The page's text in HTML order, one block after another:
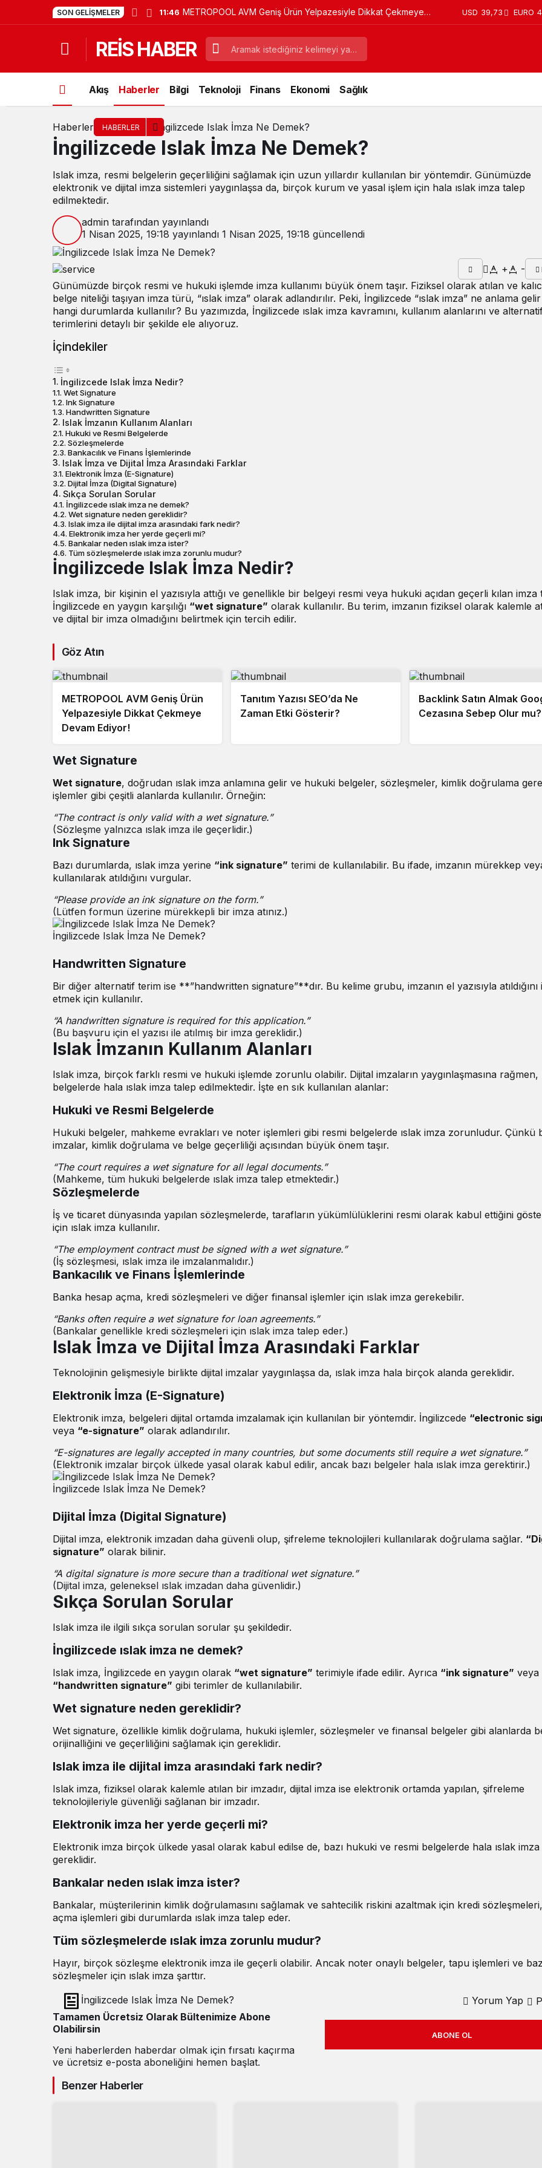
SON GELIŞMELER 11:46 METROPOOL AVM Geniş Ürün Yelpazesiyle Dikkat Çekmeye
Devam Ediyor!
USD 39,73 EURO
REİS HABER
Akış Haberler Bilgi Teknoloji Finans Ekonomi Sağlık
Haberler HABERLER İngilizcede Islak İmza Ne Demek?
İngilizcede Islak İmza Ne Demek?
Islak imza, resmi belgelerin geçerliliğini sağlamak için uzun yıllardır kullanılan bir yöntemdir. Günümüzde
elektronik ve dijital imza sistemleri yaygınlaşsa da, birçok kurum ve yasal işlem için hala ıslak imza talep
edilmektedir.
admin tarafından yayınlandı
1 Nisan 2025, 19:18 yayınlandı 1 Nisan 2025, 19:18 güncellendi
+ -
Günümüzde birçok resmi ve hukuki işlemde imza kullanımı büyük önem taşır. Fiziksel olarak atılan ve
belge niteliği taşıyan imza türü, “ıslak imza” olarak adlandırılır. Peki, İngilizcede “ıslak imza” ne anlama
hangi durumlarda kullanılır? Bu yazımızda, İngilizcede ıslak imza kavramını, kullanım alanlarını ve
terimlerini detaylı bir şekilde ele alıyoruz.
İçindekiler
İngilizcede Islak İmza Nedir?
Wet Signature
Ink Signature
Handwritten Signature
Islak İmzanın Kullanım Alanları
Hukuki ve Resmi Belgelerde
Sözleşmelerde
Bankacılık ve Finans İşlemlerinde
Islak İmza ve Dijital İmza Arasındaki Farklar
Elektronik İmza (E-Signature)
Dijital İmza (Digital Signature)
Sıkça Sorulan Sorular
İngilizcede ıslak imza ne demek?
Wet signature neden gereklidir?
Islak imza ile dijital imza arasındaki fark nedir?
Elektronik imza her yerde geçerli mi?
Bankalar neden ıslak imza ister?
Tüm sözleşmelerde ıslak imza zorunlu mudur?
İngilizcede Islak İmza Nedir?
Islak imza, bir kişinin el yazısıyla attığı ve genellikle bir belgeyi resmi veya hukuki açıdan geçerli kılan
İngilizcede en yaygın karşılığı “wet signature” olarak kullanılır. Bu terim, imzanın fiziksel olarak kalemle
ve dijital bir imza olmadığını belirtmek için tercih edilir.
Göz Atın
METROPOOL AVM Geniş Ürün
Yelpazesiyle Dikkat Çekmeye
Devam Ediyor!
Tanıtım Yazısı SEO’da Ne
Zaman Etki Gösterir?
Backlink Satın Almak
Cezasına Sebep Olur mu?
Wet Signature
Wet signature, doğrudan ıslak imza anlamına gelir ve hukuki belgeler, sözleşmeler, kimlik doğrulama
işlemler gibi çeşitli alanlarda kullanılır. Örneğin:
“The contract is only valid with a wet signature.”
(Sözleşme yalnızca ıslak imza ile geçerlidir.)
Ink Signature
Bazı durumlarda, ıslak imza yerine “ink signature” terimi de kullanılabilir. Bu ifade, imzanın mürekkep
kullanılarak atıldığını vurgular.
“Please provide an ink signature on the form.”
(Lütfen formun üzerine mürekkepli bir imza atınız.)
İngilizcede Islak İmza Ne Demek?
Handwritten Signature
Bir diğer alternatif terim ise **”handwritten signature”**dır. Bu kelime grubu, imzanın el yazısıyla atıldığını
etmek için kullanılır.
“A handwritten signature is required for this application.”
(Bu başvuru için el yazısı ile atılmış bir imza gereklidir.)
Islak İmzanın Kullanım Alanları
Islak imza, birçok farklı resmi ve hukuki işlemde zorunlu olabilir. Dijital imzaların yaygınlaşmasına rağmen,
belgelerde hala ıslak imza talep edilmektedir. İşte en sık kullanılan alanlar:
Hukuki ve Resmi Belgelerde
Hukuki belgeler, mahkeme evrakları ve noter işlemleri gibi resmi belgelerde ıslak imza zorunludur. Çünkü
imzalar, kimlik doğrulama ve belge geçerliliği açısından büyük önem taşır.
“The court requires a wet signature for all legal documents.”
(Mahkeme, tüm hukuki belgelerde ıslak imza talep etmektedir.)
Sözleşmelerde
İş ve ticaret dünyasında yapılan sözleşmelerde, tarafların yükümlülüklerini resmi olarak kabul ettiğini
için ıslak imza kullanılır.
“The employment contract must be signed with a wet signature.”
(İş sözleşmesi, ıslak imza ile imzalanmalıdır.)
Bankacılık ve Finans İşlemlerinde
Banka hesap açma, kredi sözleşmeleri ve diğer finansal işlemler için ıslak imza gerekebilir.
“Banks often require a wet signature for loan agreements.”
(Bankalar genellikle kredi sözleşmeleri için ıslak imza talep eder.)
Islak İmza ve Dijital İmza Arasındaki Farklar
Teknolojinin gelişmesiyle birlikte dijital imzalar yaygınlaşsa da, ıslak imza hala birçok alanda gereklidir.
Elektronik İmza (E-Signature)
Elektronik imza, belgeleri dijital ortamda imzalamak için kullanılan bir yöntemdir. İngilizcede “electronic
veya “e-signature” olarak adlandırılır.
“E-signatures are legally accepted in many countries, but some documents still require a wet signature.”
(Elektronik imzalar birçok ülkede yasal olarak kabul edilir, ancak bazı belgeler hala ıslak imza gerektirir.)
İngilizcede Islak İmza Ne Demek?
Dijital İmza (Digital Signature)
Dijital imza, elektronik imzadan daha güvenli olup, şifreleme teknolojileri kullanılarak doğrulama sağlar.
signature” olarak bilinir.
“A digital signature is more secure than a traditional wet signature.”
(Dijital imza, geleneksel ıslak imzadan daha güvenlidir.)
Sıkça Sorulan Sorular
Islak imza ile ilgili sıkça sorulan sorular şu şekildedir.
İngilizcede ıslak imza ne demek?
Islak imza, İngilizcede en yaygın olarak “wet signature” terimiyle ifade edilir. Ayrıca “ink signature” veya
“handwritten signature” gibi terimler de kullanılabilir.
Wet signature neden gereklidir?
Wet signature, özellikle kimlik doğrulama, hukuki işlemler, sözleşmeler ve finansal belgeler gibi alanlarda
orijinalliğini ve geçerliliğini sağlamak için gereklidir.
Islak imza ile dijital imza arasındaki fark nedir?
Islak imza, fiziksel olarak kalemle atılan bir imzadır, dijital imza ise elektronik ortamda yapılan, şifreleme
teknolojileriyle güvenliği sağlanan bir imzadır.
Elektronik imza her yerde geçerli mi?
Elektronik imza birçok ülkede yasal olarak kabul edilse de, bazı hukuki ve resmi belgelerde hala ıslak imza
gereklidir.
Bankalar neden ıslak imza ister?
Bankalar, müşterilerinin kimlik doğrulamasını sağlamak ve sahtecilik riskini azaltmak için kredi
açma işlemleri gibi durumlarda ıslak imza talep eder.
Tüm sözleşmelerde ıslak imza zorunlu mudur?
Hayır, birçok sözleşme elektronik imza ile geçerli olabilir. Ancak noter onaylı belgeler, tapu işlemleri ve
sözleşmeler için ıslak imza şarttır.
İngilizcede Islak İmza Ne Demek? Yorum Yap
Tamamen Ücretsiz Olarak Bültenimize Abone
Olabilirsin
Yeni haberlerden haberdar olmak için fırsatı kaçırma
ve ücretsiz e-posta aboneliğini hemen başlat.
ABONE OL
Benzer Haberler